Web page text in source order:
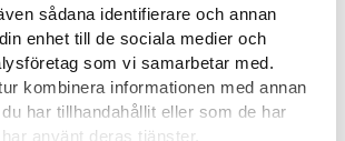
sådana identifierare och annan
enhet till de sociala medier och
som vi samarbetar med.
kombinera informationen med annan
har tillhandahållit eller som de har
använt deras tjänster.